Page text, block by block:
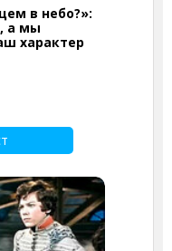
в небо?»:
а мы
характер